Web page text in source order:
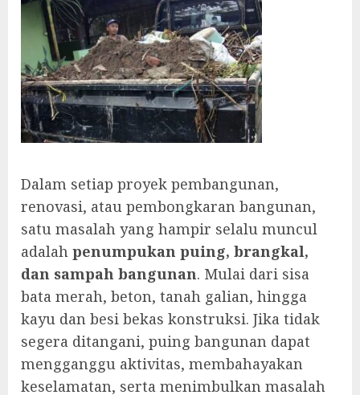
Dalam setiap proyek pembangunan,
renovasi, atau pembongkaran bangunan,
satu masalah yang hampir selalu muncul
adalah penumpukan puing, brangkal,
dan sampah bangunan. Mulai dari sisa
bata merah, beton, tanah galian, hingga
kayu dan besi bekas konstruksi. Jika tidak
segera ditangani, puing bangunan dapat
mengganggu aktivitas, membahayakan
keselamatan, serta menimbulkan masalah